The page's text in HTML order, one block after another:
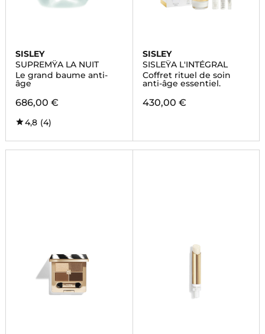
SISLEY
SUPREMŸA LA NUIT
Le grand baume anti-
âge
686,00 €
4,8 (4)
SISLEY
SISLEŸA L'INTÉGRAL
Coffret rituel de soin
anti-âge essentiel.
430,00 €